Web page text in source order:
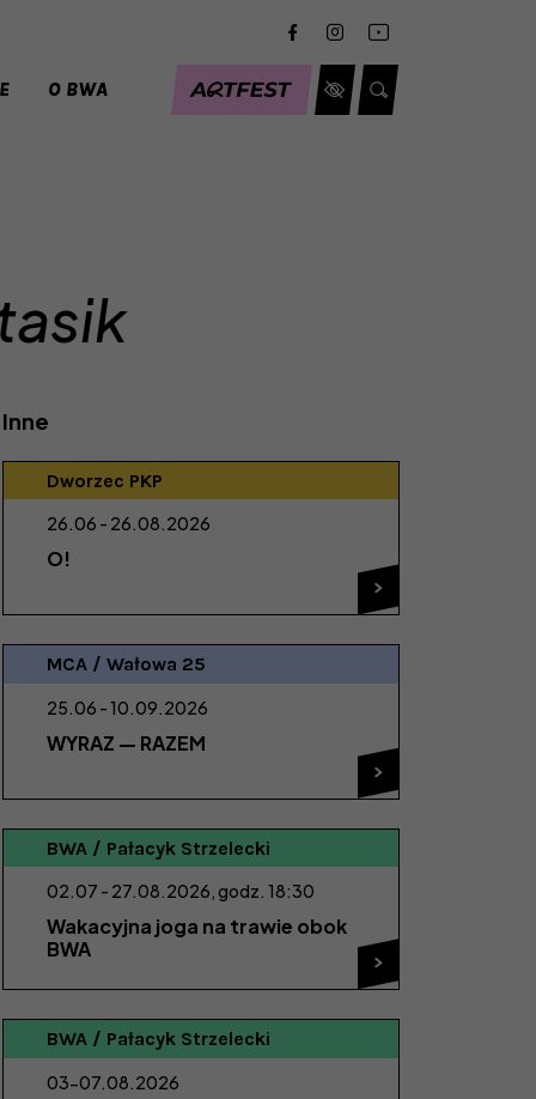
O BWA
ARTFEST
MENU DOSTĘPNOŚCI
WYSZUKIWARKA
Inne
Dworzec PKP
26.06 - 26.08.2026
O!
Zobacz więcej
MCA / Wałowa 25
25.06 - 10.09.2026
WYRAZ — RAZEM
Zobacz więcej
BWA / Pałacyk Strzelecki
02.07 - 27.08.2026, godz. 18:30
Wakacyjna joga na trawie obok
BWA
Zobacz więcej
BWA / Pałacyk Strzelecki
03-07.08.2026
Zobacz więcej